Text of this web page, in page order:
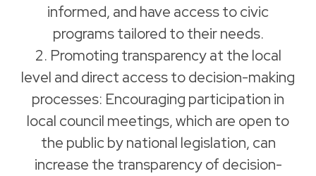
informed, and have access to civic
programs tailored to their needs.
2. Promoting transparency at the local
level and direct access to decision-making
processes: Encouraging participation in
local council meetings, which are open to
the public by national legislation, can
increase the transparency of decision-